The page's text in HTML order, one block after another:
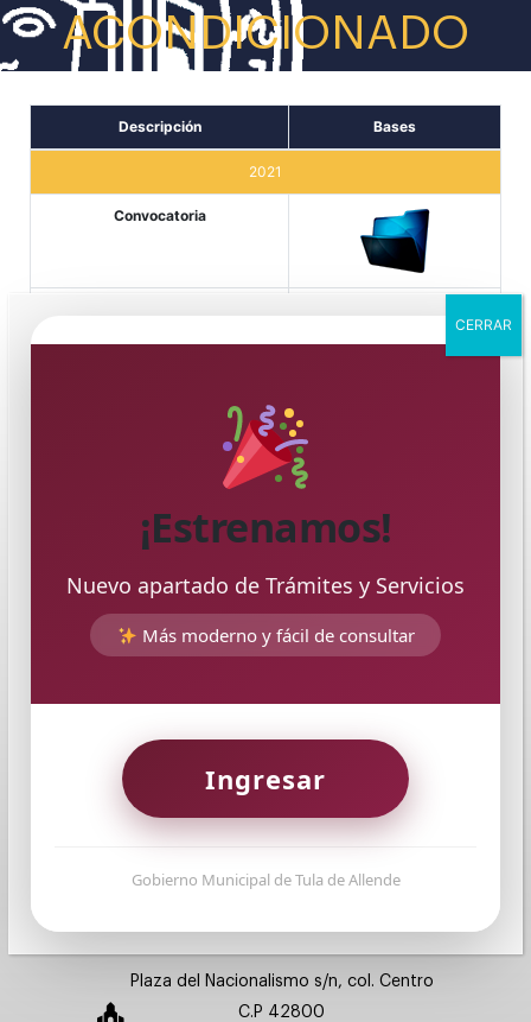
ACONDICIONADO
Descripción Bases
2021
Convocatoria
Plaza del Nacionalismo s/n, col. Centro
C.P 42800
¡Estrenamos!
Nuevo apartado de Trámites y Servicios
Más moderno y fácil de consultar
Ingresar
Gobierno Municipal de Tula de Allende
CERRAR